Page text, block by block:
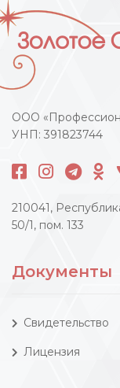
ООО
УНП: 391823744
210041,
50/1, пом. 133
Документы
Свидетельство
Лицензия